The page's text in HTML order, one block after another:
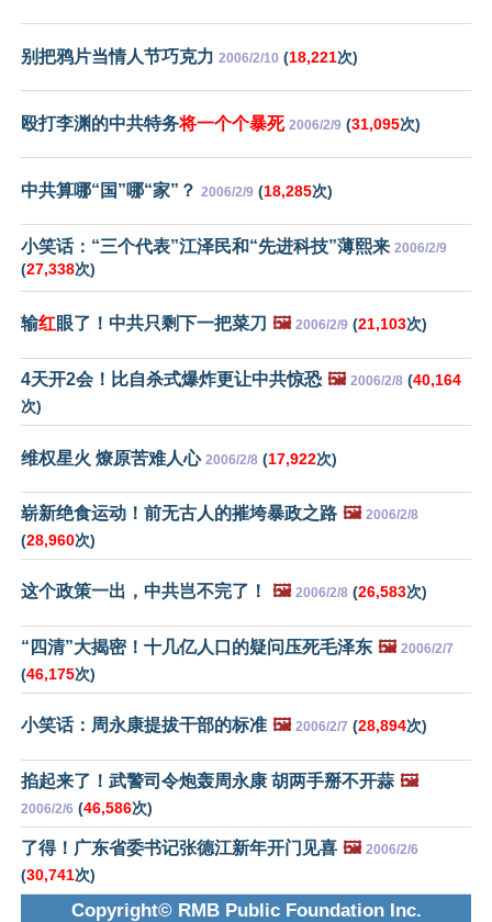
别把鸦片当情人节巧克力 2006/2/10 (18,221次)
殴打李渊的中共特务将一个个暴死 2006/2/9 (31,095次)
中共算哪“国”哪“家”？ 2006/2/9 (18,285次)
小笑话：“三个代表”江泽民和“先进科技”薄熙来 2006/2/9
(27,338次)
输红眼了！中共只剩下一把菜刀 🖼️ 2006/2/9 (21,103次)
4天开2会！比自杀式爆炸更让中共惊恐 🖼️ 2006/2/8 (40,164
次)
维权星火 燎原苦难人心 2006/2/8 (17,922次)
崭新绝食运动！前无古人的摧垮暴政之路 🖼️ 2006/2/8
(28,960次)
这个政策一出，中共岂不完了！ 🖼️ 2006/2/8 (26,583次)
“四清”大揭密！十几亿人口的疑问压死毛泽东 🖼️ 2006/2/7
(46,175次)
小笑话：周永康提拔干部的标准 🖼️ 2006/2/7 (28,894次)
掐起来了！武警司令炮轰周永康 胡两手掰不开蒜 🖼️
2006/2/6 (46,586次)
了得！广东省委书记张德江新年开门见喜 🖼️ 2006/2/6
(30,741次)
Copyright© RMB Public Foundation Inc.